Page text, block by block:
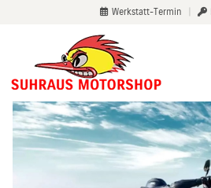
Werkstatt-Termin